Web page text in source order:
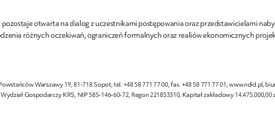
otwarta na dialog z uczestnikami postępowania oraz przedstawicielami
różnych oczekiwań, ograniczeń formalnych oraz realiów ekonomicznych
Warszawy 19, 81-718 Sopot, tel. +48 58 771 77 00, fax. +48 58 771 77 01, www.ndid.pl,
Gospodarczy KRS, NIP 585-146-60-72, Regon 221853310, Kapitał zakładowy 14.475.000,00